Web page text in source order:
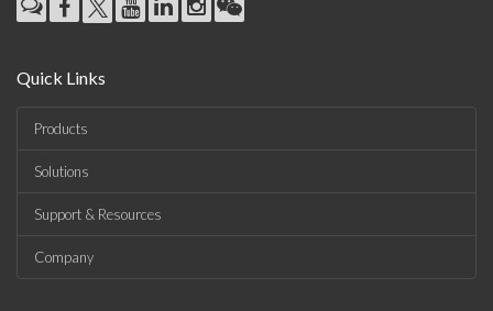
Quick Links
Products
Solutions
Support & Resources
Company